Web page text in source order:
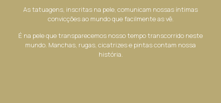
As tatuagens, inscritas na pele, comunicam nossas íntimas
convicções ao mundo que facilmente as vê.
É na pele que transparecemos nosso tempo transcorrido neste
mundo. Manchas, rugas, cicatrizes e pintas contam nossa
história.